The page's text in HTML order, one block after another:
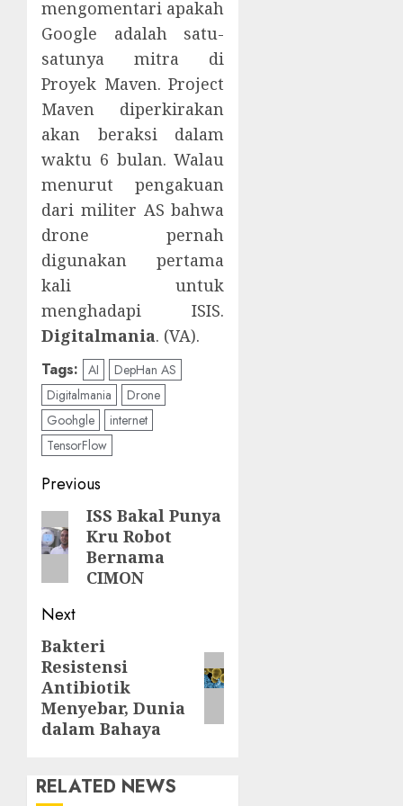
mengomentari apakah
Google adalah satu-
satunya mitra di
Proyek Maven. Project
Maven diperkirakan
akan beraksi dalam
waktu 6 bulan. Walau
menurut pengakuan
dari militer AS bahwa
drone pernah
digunakan pertama
kali untuk
menghadapi ISIS.
Digitalmania. (VA).
Tags: AI
DepHan AS
Digitalmania
Drone
Goohgle
internet
TensorFlow
Post
navigation
Previous
Previous
post:
ISS Bakal Punya
Kru Robot
Bernama
CIMON
Next
Next
post:
Bakteri
Resistensi
Antibiotik
Menyebar, Dunia
dalam Bahaya
RELATED NEWS